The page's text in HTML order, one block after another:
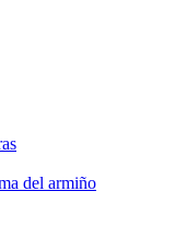
del armiño